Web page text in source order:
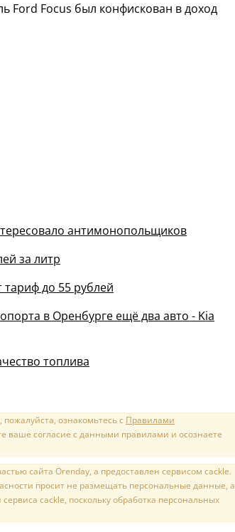
Ford Focus был конфискован в доход
антимонопольщиков
за литр
до 55 рублей
в Оренбурге ещё два авто - Kia
топлива
ознакомьтесь с Правилами
ваше согласие с данными правилами и осознаете
сайта Orenday, а предоставлен сервисом cackle.
просит не размещать персональные данные, а
cackle, поскольку обработка персональных